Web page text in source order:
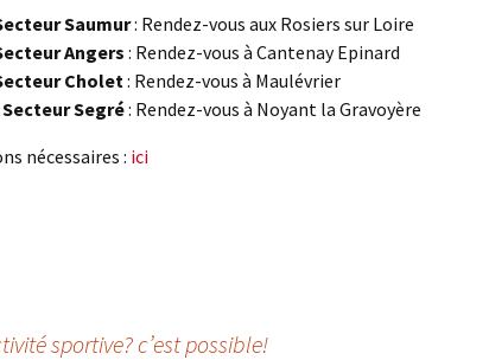
Saumur: Rendez-vous aux Rosiers sur Loire
Angers : Rendez-vous à Cantenay Epinard
Cholet: Rendez-vous à Maulévrier
Secteur Segré: Rendez-vous à Noyant la Gravoyère
nécessaires : ici
sportive? c’est possible!